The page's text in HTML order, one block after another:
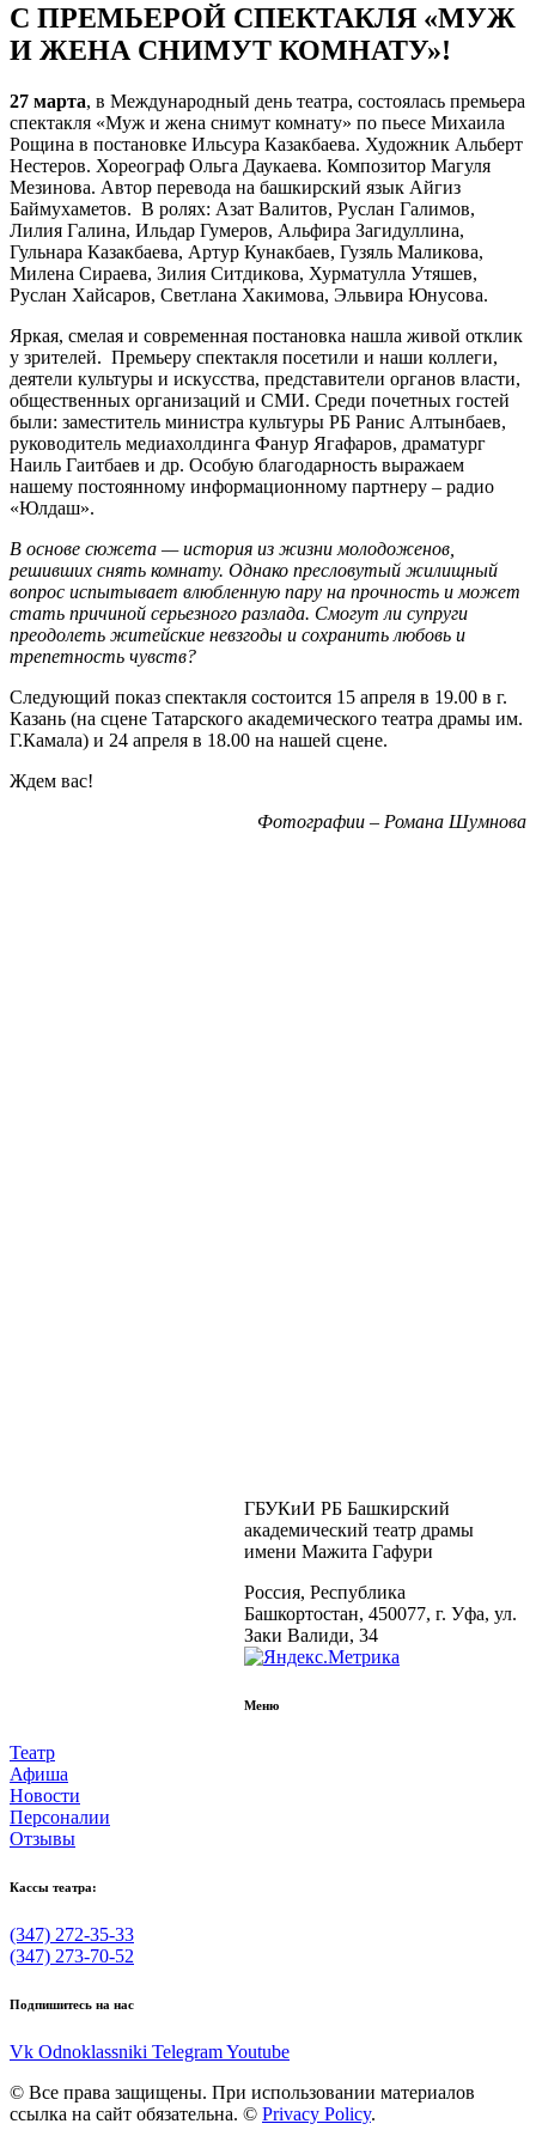
С ПРЕМЬЕРОЙ СПЕКТАКЛЯ «МУЖ
И ЖЕНА СНИМУТ КОМНАТУ»!
27 марта, в Международный день театра, состоялась премьера
спектакля «Муж и жена снимут комнату» по пьесе Михаила
Рощина в постановке Ильсура Казакбаева. Художник Альберт
Нестеров. Хореограф Ольга Даукаева. Композитор Магуля
Мезинова. Автор перевода на башкирский язык Айгиз
Баймухаметов. В ролях: Азат Валитов, Руслан Галимов,
Лилия Галина, Ильдар Гумеров, Альфира Загидуллина,
Гульнара Казакбаева, Артур Кунакбаев, Гузяль Маликова,
Милена Сираева, Зилия Ситдикова, Хурматулла Утяшев,
Руслан Хайсаров, Светлана Хакимова, Эльвира Юнусова.
Яркая, смелая и современная постановка нашла живой отклик
у зрителей. Премьеру спектакля посетили и наши коллеги,
деятели культуры и искусства, представители органов власти,
общественных организаций и СМИ. Среди почетных гостей
были: заместитель министра культуры РБ Ранис Алтынбаев,
руководитель медиахолдинга Фанур Ягафаров, драматург
Наиль Гаитбаев и др. Особую благодарность выражаем
нашему постоянному информационному партнеру – радио
«Юлдаш».
В основе сюжета — история из жизни молодоженов,
решивших снять комнату. Однако пресловутый жилищный
вопрос испытывает влюбленную пару на прочность и может
стать причиной серьезного разлада. Смогут ли супруги
преодолеть житейские невзгоды и сохранить любовь и
трепетность чувств?
Следующий показ спектакля состоится 15 апреля в 19.00 в г.
Казань (на сцене Татарского академического театра драмы им.
Г.Камала) и 24 апреля в 18.00 на нашей сцене.
Ждем вас!
Фотографии – Романа Шумнова
ГБУКиИ РБ Башкирский
академический театр драмы
имени Мажита Гафури
Россия, Республика
Башкортостан, 450077, г. Уфа, ул.
Заки Валиди, 34
Меню
Театр
Афиша
Новости
Персоналии
Отзывы
Кассы театра:
(347) 272-35-33
(347) 273-70-52
Подпишитесь на нас
Vk Odnoklassniki TelegramYoutube
© Все права защищены. При использовании материалов
ссылка на сайт обязательна. © Privacy Policy.